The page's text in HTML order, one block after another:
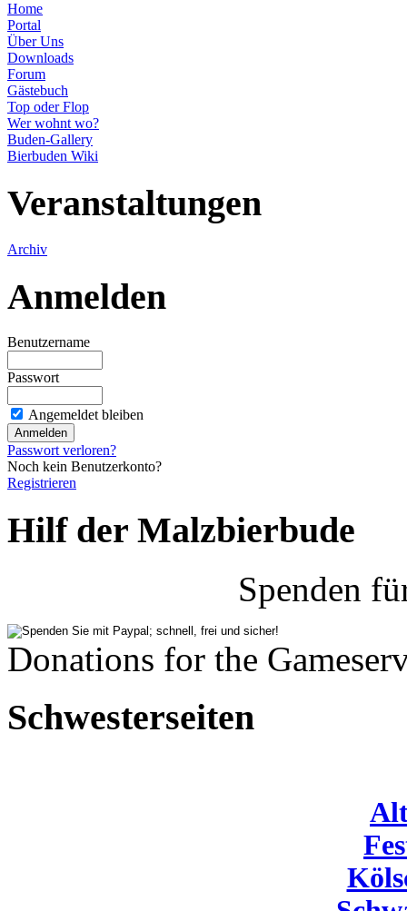
Home
Portal
Über Uns
Downloads
Forum
Gästebuch
Top oder Flop
Wer wohnt wo?
Buden-Gallery
Bierbuden Wiki
Veranstaltungen
Archiv
Anmelden
Benutzername
Passwort
Angemeldet bleiben
Passwort verloren?
Noch kein Benutzerkonto?
Registrieren
Hilf der Malzbierbude
Spenden
Donations for the
Schwesterseiten